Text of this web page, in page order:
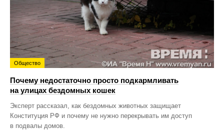
Общество
Почему недостаточно просто подкармливать
на улицах бездомных кошек
Эксперт рассказал, как бездомных животных защищает
Конституция РФ и почему не нужно перекрывать им доступ
в подвалы домов.